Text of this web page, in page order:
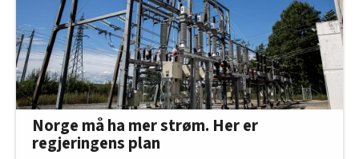
Norge må ha mer strøm. Her er
regjeringens plan